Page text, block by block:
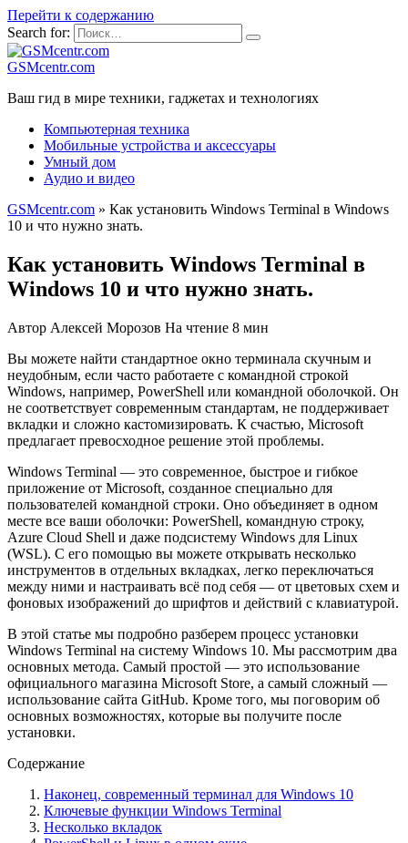
Перейти к содержанию
Search for:
GSMcentr.com
Ваш гид в мире техники, гаджетах и технологиях
Компьютерная техника
Мобильные устройства и аксессуары
Умный дом
Аудио и видео
GSMcentr.com » Как установить Windows Terminal в Windows
10 и что нужно знать.
Как установить Windows Terminal в
Windows 10 и что нужно знать.
Автор Алексей Морозов На чтение 8 мин
Вы можете найти стандартное окно терминала скучным и
неудобным, если часто работаете с командной строкой
Windows, например, PowerShell или командной оболочкой. Он
не соответствует современным стандартам, не поддерживает
вкладки и сложно кастомизировать. К счастью, Microsoft
предлагает превосходное решение этой проблемы.
Windows Terminal — это современное, быстрое и гибкое
приложение от Microsoft, созданное специально для
пользователей командной строки. Оно объединяет в одном
месте все ваши оболочки: PowerShell, командную строку,
Azure Cloud Shell и даже подсистему Windows для Linux
(WSL). С его помощью вы можете открывать несколько
инструментов в отдельных вкладках, легко переключаться
между ними и настраивать всё под себя — от цветовых схем и
фоновых изображений до шрифтов и действий с клавиатурой.
В этой статье мы подробно разберем процесс установки
Windows Terminal на систему Windows 10. Мы рассмотрим два
основных метода. Самый простой — это использование
официального магазина Microsoft Store, а самый сложный —
использование сайта GitHub. Кроме того, мы поговорим об
основных возможностях, которые вы получите после
установки.
Содержание
Наконец, современный терминал для Windows 10
Ключевые функции Windows Terminal
Несколько вкладок